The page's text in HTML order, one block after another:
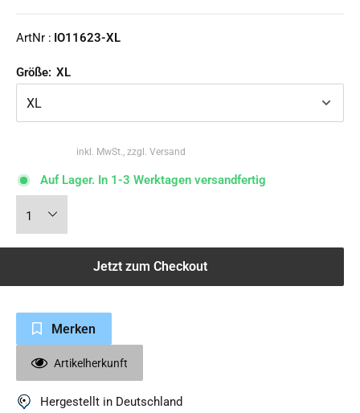
ArtNr : IO11623-XL
Größe: XL
inkl. MwSt., zzgl. Versand
Auf Lager. In 1-3 Werktagen versandfertig
Jetzt zum Checkout
Merken
Artikelherkunft
Hergestellt in Deutschland